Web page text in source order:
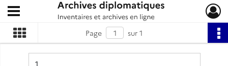
Archives diplomatiques
Ouvrir le menu déroulant
Page sur 1
Résultat n°
1